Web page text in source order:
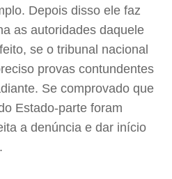
Depois disso ele faz
as autoridades daquele
se o tribunal nacional
provas contundentes
Se comprovado que
Estado-parte foram
a denúncia e dar início